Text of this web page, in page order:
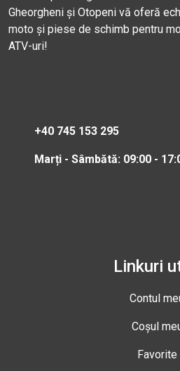
Gheorgheni și Otopeni vă oferă
moto și piese de schimb pentru
ATV-uri!
+40 745 153 295
Marți - Sâmbătă: 09:00 -
Linkuri
Contul
Coșul
Favorite